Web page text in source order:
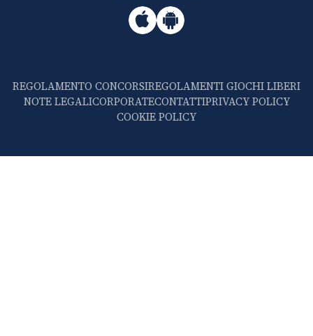
REGOLAMENTO CONCORSIREGOLAMENTI GIOCHI LIBERI
NOTE LEGALICORPORATECONTATTIPRIVACY POLICY
COOKIE POLICY